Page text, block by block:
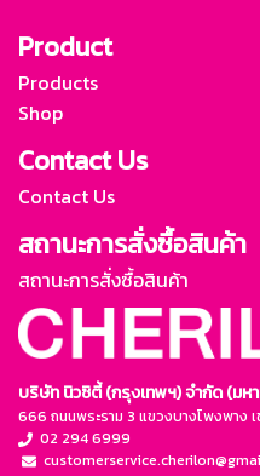
Product
Products
Shop
Contact Us
Contact Us
สถานะการสั่งซื้อสินค้า
สถานะการสั่งซื้อสินค้า
บริษัท นิวซิตี้ (กรุงเทพฯ) จำกัด (มห
666 ถนนพระราม 3 แขวงบางโพงพาง เ
02 294 6999